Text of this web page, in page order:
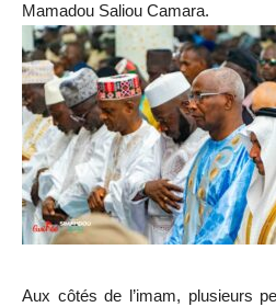
Mamadou Saliou Camara.
Aux côtés de l’imam, plusieurs